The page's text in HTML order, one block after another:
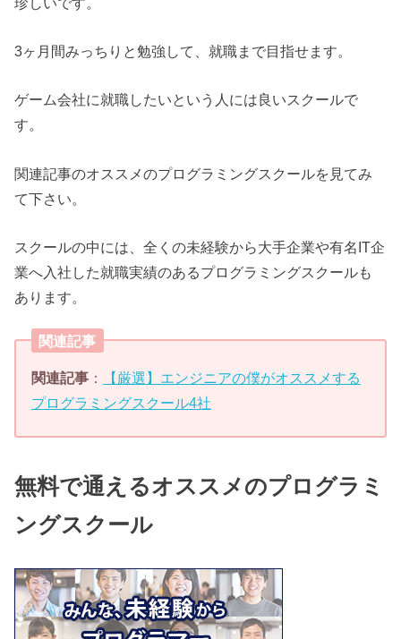
3ヶ月間みっちりと勉強して、就職まで目指せます。
ゲーム会社に就職したいという人には良いスクールで
す。
関連記事のオススメのプログラミングスクールを見てみ
て下さい。
スクールの中には、全くの未経験から大手企業や有名IT企
業へ入社した就職実績のあるプログラミングスクールも
あります。
関連記事
関連記事 ：
【厳選】エンジニアの僕がオススメする
プログラミングスクール4社
無料で通えるオススメのプログラミ
ングスクール